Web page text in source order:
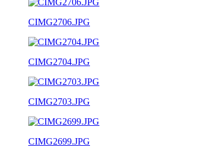
CIMG2706.JPG
CIMG2704.JPG
CIMG2703.JPG
CIMG2699.JPG